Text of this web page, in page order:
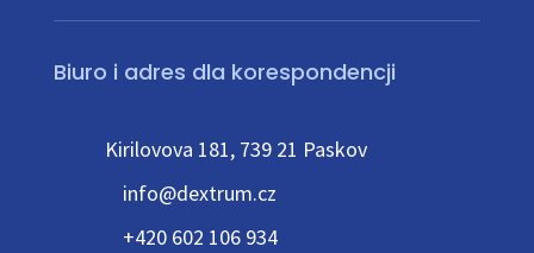
Biuro i adres dla korespondencji
Kirilovova 181, 739 21 Paskov
info@dextrum.cz
+420 602 106 934